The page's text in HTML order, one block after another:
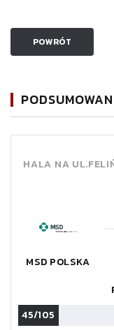
POWRÓT
HALA NA
MSD POLSKA
45/105